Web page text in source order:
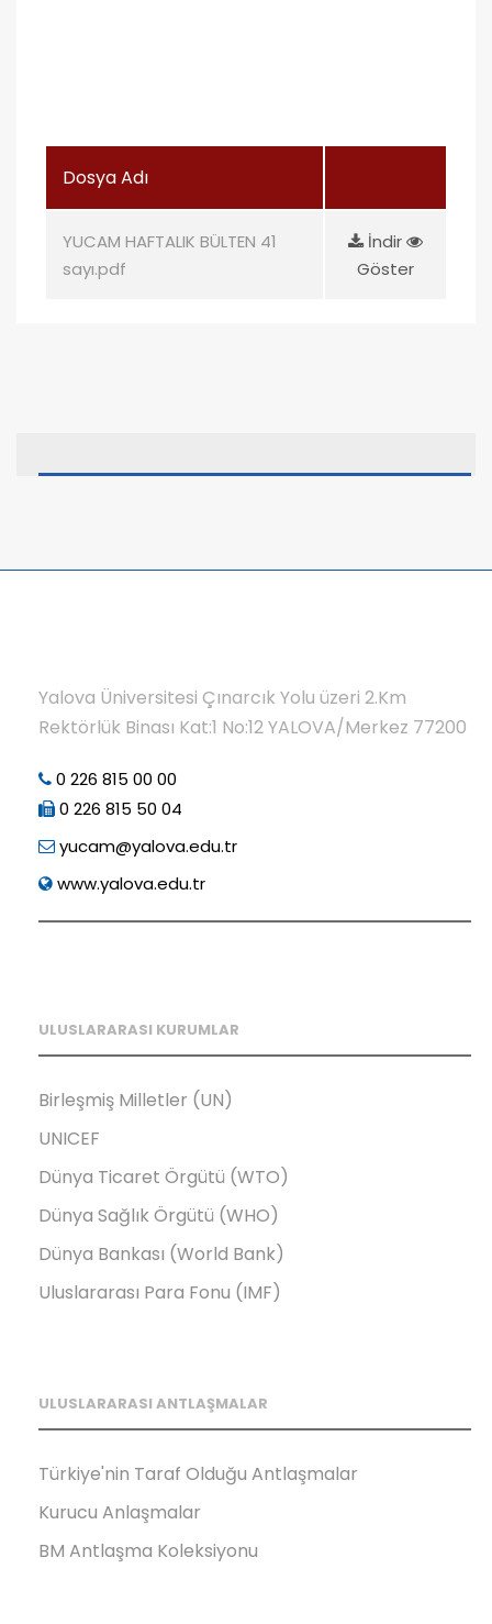
Dosya Adı
YUCAM HAFTALIK BÜLTEN 41
sayı.pdf
İndir
Göster
Yalova Üniversitesi Çınarcık Yolu üzeri 2.Km
Rektörlük Binası Kat:1 No:12 YALOVA/Merkez 77200
0 226 815 00 00
0 226 815 50 04
yucam@yalova.edu.tr
www.yalova.edu.tr
ULUSLARARASI KURUMLAR
Birleşmiş Milletler (UN)
UNICEF
Dünya Ticaret Örgütü (WTO)
Dünya Sağlık Örgütü (WHO)
Dünya Bankası (World Bank)
Uluslararası Para Fonu (IMF)
ULUSLARARASI ANTLAŞMALAR
Türkiye'nin Taraf Olduğu Antlaşmalar
Kurucu Anlaşmalar
BM Antlaşma Koleksiyonu